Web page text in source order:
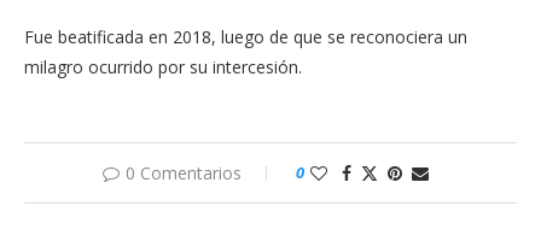
Fue beatificada en 2018, luego de que se reconociera un
milagro ocurrido por su intercesión.
0 Comentarios 0